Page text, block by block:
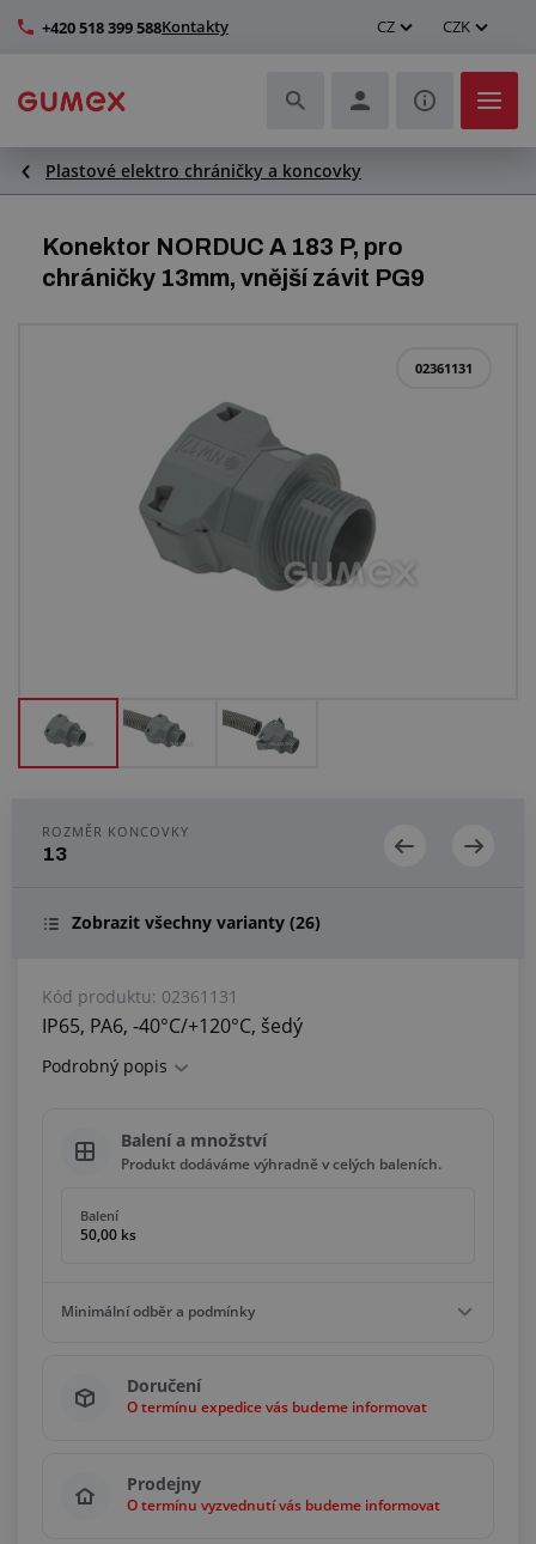
+420 518 399 588Kontakty CZ CZK
Hadice a jejich kompletace
Profily a výroba těsnění
Zlepšení pracovního prostředí
Další pryžové a plastové výrobky
Centrum poptávek
Plastové elektro chráničky a koncovky
Konektor NORDUC A 183 P, pro
chráničky 13mm, vnější závit PG9
02361131
ROZMĚR KONCOVKY
13
Zobrazit všechny varianty (26)
Kód produktu: 02361131
IP65, PA6, -40°C/+120°C, šedý
Podrobný popis
Balení a množství
Produkt dodáváme výhradně v celých baleních.
Balení
50,00 ks
Minimální odběr a podmínky
50,00 ks
Násobky 50,00 ks
Doručení
O termínu expedice vás budeme informovat
Prodejny
O termínu vyzvednutí vás budeme informovat